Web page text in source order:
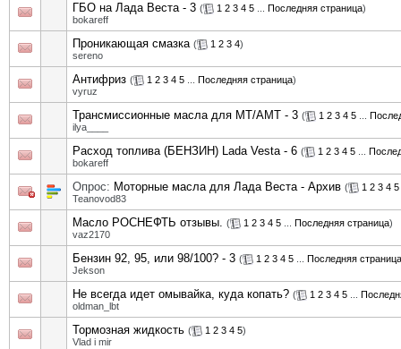
ГБО на Лада Веста - 3 ( 1 2 3 4 5 Последняя страница)
bokareff
Проникающая смазка ( 1 2 3 4)
sereno
Антифриз ( 1 2 3 4 5 Последняя страница)
vyruz
Трансмиссионные масла для MT/АМТ - 3 ( 1 2 3 4 5
ilya____
Расход топлива (БЕНЗИН) Lada Vesta - 6 ( 1 2 3 4 5
bokareff
Опрос: Моторные масла для Лада Веста - Архив ( 1 2 3 4 5
Teanovod83
Масло РОСНЕФТЬ отзывы. ( 1 2 3 4 5 Последняя страница)
vaz2170
Бензин 92, 95, или 98/100? - 3 ( 1 2 3 4 5
Последняя страница
Jekson
Не всегда идет омывайка, куда копать? ( 1 2 3 4 5
oldman_lbt
Тормозная жидкость ( 1 2 3 4 5)
Vlad i mir